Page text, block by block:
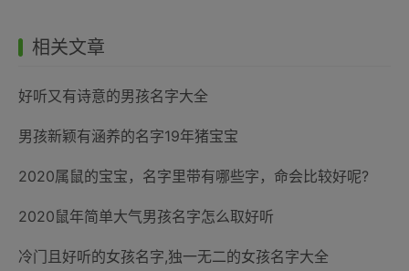
相关文章
好听又有诗意的男孩名字大全
男孩新颖有涵养的名字19年猪宝宝
2020属鼠的宝宝，名字里带有哪些字，命会比较好呢?
2020鼠年简单大气男孩名字怎么取好听
冷门且好听的女孩名字,独一无二的女孩名字大全